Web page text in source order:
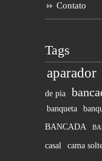
Contato
Tags
aparador
de pia
banqueta
BANCADA
casal cama